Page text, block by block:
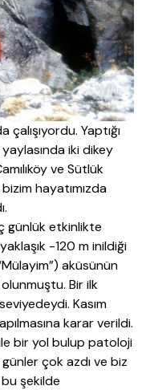
çalışıyordu. Yaptığı
iki dikey
ve Sütlük
hayatımızda
günlük etkinlikte
-120 m inildiği
aküsünün
Bir ilk
Kasım
karar verildi.
ile bir yol bulup patoloji
çok azdı ve biz
şekilde